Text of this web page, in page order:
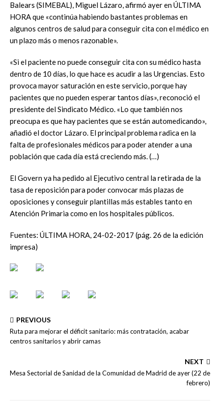
Balears (SIMEBAL), Miguel Lázaro, afirmó ayer en ÚLTIMA
HORA que «continúa habiendo bastantes problemas en
algunos centros de salud para conseguir cita con el médico en
un plazo más o menos razonable».
«Si el paciente no puede conseguir cita con su médico hasta
dentro de 10 días, lo que hace es acudir a las Urgencias. Esto
provoca mayor saturación en este servicio, porque hay
pacientes que no pueden esperar tantos días», reconoció el
presidente del Sindicato Médico. «Lo que también nos
preocupa es que hay pacientes que se están automedicando»,
añadió el doctor Lázaro. El principal problema radica en la
falta de profesionales médicos para poder atender a una
población que cada día está creciendo más. (…)
El Govern ya ha pedido al Ejecutivo central la retirada de la
tasa de reposición para poder convocar más plazas de
oposiciones y conseguir plantillas más estables tanto en
Atención Primaria como en los hospitales públicos.
Fuentes: ÚLTIMA HORA, 24-02-2017 (pág. 26 de la edición
impresa)
PREVIOUS
Ruta para mejorar el déficit sanitario: más contratación, acabar
centros sanitarios y abrir camas
NEXT
Mesa Sectorial de Sanidad de la Comunidad de Madrid de ayer (22 de
febrero)